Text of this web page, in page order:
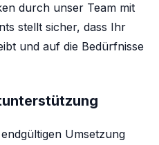
durch unser Team mit
stellt sicher, dass Ihr
und auf die Bedürfnisse
Umsetzung